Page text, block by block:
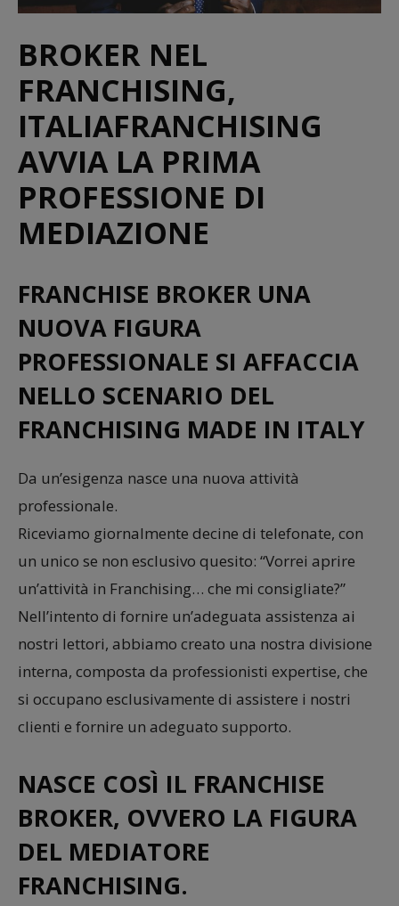
BROKER NEL
FRANCHISING,
ITALIAFRANCHISING
AVVIA LA PRIMA
PROFESSIONE DI
MEDIAZIONE
FRANCHISE BROKER UNA
NUOVA FIGURA
PROFESSIONALE SI AFFACCIA
NELLO SCENARIO DEL
FRANCHISING MADE IN ITALY
Da un’esigenza nasce una nuova attività
professionale.
Riceviamo giornalmente decine di telefonate, con
un unico se non esclusivo quesito: “Vorrei aprire
un’attività in Franchising… che mi consigliate?”
Nell’intento di fornire un’adeguata assistenza ai
nostri lettori, abbiamo creato una nostra divisione
interna, composta da professionisti expertise, che
si occupano esclusivamente di assistere i nostri
clienti e fornire un adeguato supporto.
NASCE COSÌ IL FRANCHISE
BROKER, OVVERO LA FIGURA
DEL MEDIATORE
FRANCHISING.